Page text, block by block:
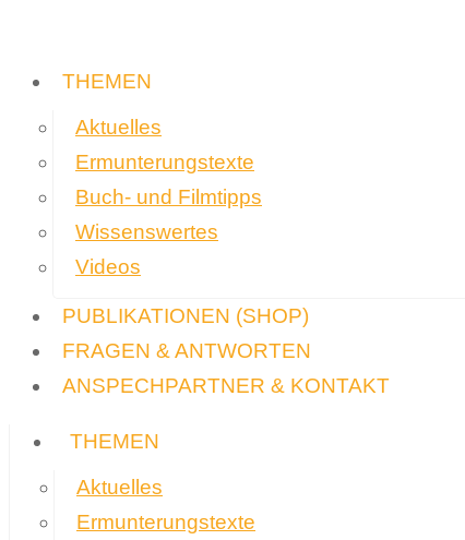
THEMEN
Aktuelles
Ermunterungstexte
Buch- und Filmtipps
Wissenswertes
Videos
PUBLIKATIONEN (SHOP)
FRAGEN & ANTWORTEN
ANSPECHPARTNER & KONTAKT
THEMEN
Aktuelles
Ermunterungstexte